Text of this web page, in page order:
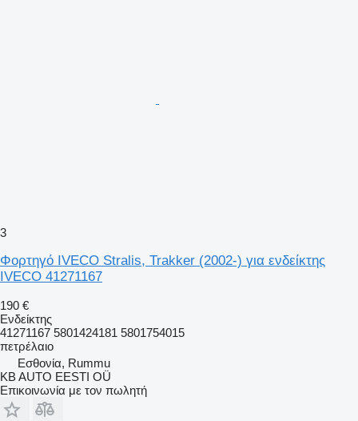
3
Φορτηγό IVECO Stralis, Trakker (2002-) για ενδείκτης
IVECO 41271167
190 €
Ενδείκτης
41271167 5801424181 5801754015
πετρέλαιο
Εσθονία, Rummu
KB AUTO EESTI OÜ
Επικοινωνία με τον πωλητή